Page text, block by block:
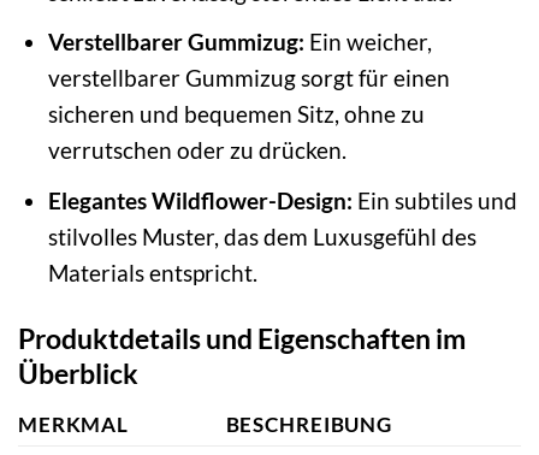
Verstellbarer Gummizug: Ein weicher,
verstellbarer Gummizug sorgt für einen
sicheren und bequemen Sitz, ohne zu
verrutschen oder zu drücken.
Elegantes Wildflower-Design: Ein subtiles und
stilvolles Muster, das dem Luxusgefühl des
Materials entspricht.
Produktdetails und Eigenschaften im
Überblick
MERKMAL BESCHREIBUNG